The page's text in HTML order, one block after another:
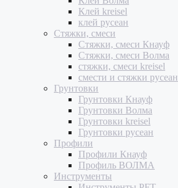
Клей kreisel
клей русеан
Стяжки, смеси
Стяжки, смеси Кнауф
Стяжки, смеси Волма
стяжки, смеси kreisel
смести и стяжки русеан
Грунтовки
Грунтовки Кнауф
Грунтовки Волма
Грунтовки kreisel
Грунтовки русеан
Профили
Профили Кнауф
Профиль ВОЛМА
Инструменты